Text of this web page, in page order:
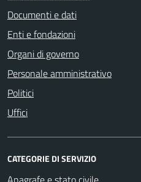
Documenti e dati
Enti e fondazioni
Organi di governo
Personale amministrativo
Politici
Uffici
CATEGORIE DI SERVIZIO